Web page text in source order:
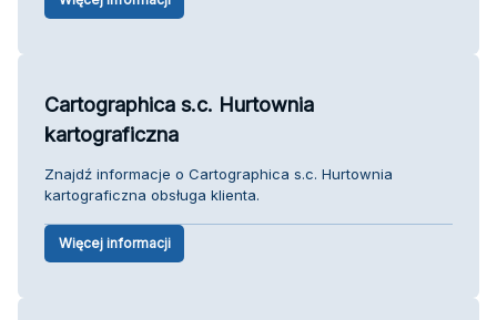
Cartographica s.c. Hurtownia
kartograficzna
Znajdź informacje o Cartographica s.c. Hurtownia
kartograficzna obsługa klienta.
Więcej informacji